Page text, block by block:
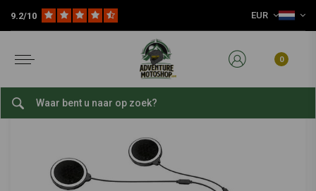
9.2/10 EUR
0
Reis Accessoires Motorfiets Communicatie
Helmklemset voor 10S